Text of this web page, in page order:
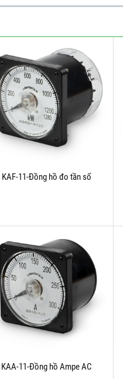
KAF-11-Đồng hồ đo tần số
KAA-11-Đồng hồ Ampe AC